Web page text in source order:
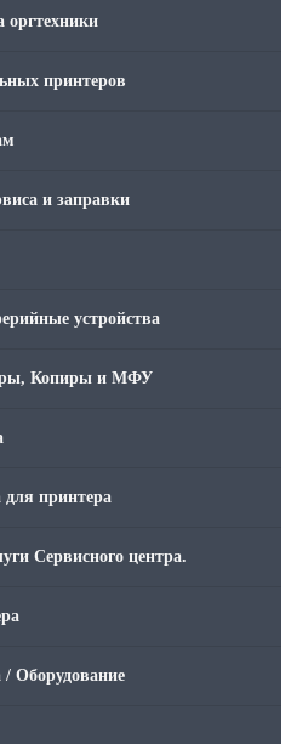
оргтехники
принтеров
и заправки
устройства
Копиры и МФУ
принтера
Сервисного центра.
/ Оборудование